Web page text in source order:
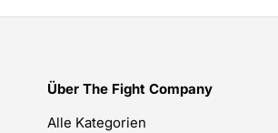
Über The Fight Company
Alle Kategorien